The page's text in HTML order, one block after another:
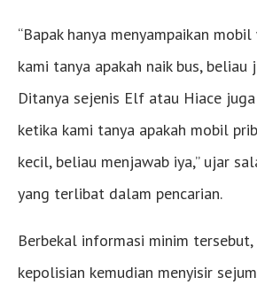
“Bapak hanya menyampaikan
kami tanya apakah naik bus, beliau
Ditanya sejenis Elf atau Hiace juga
ketika kami tanya apakah mobil
kecil, beliau menjawab iya,” ujar
yang terlibat dalam pencarian.
Berbekal informasi minim
kepolisian kemudian menyisir